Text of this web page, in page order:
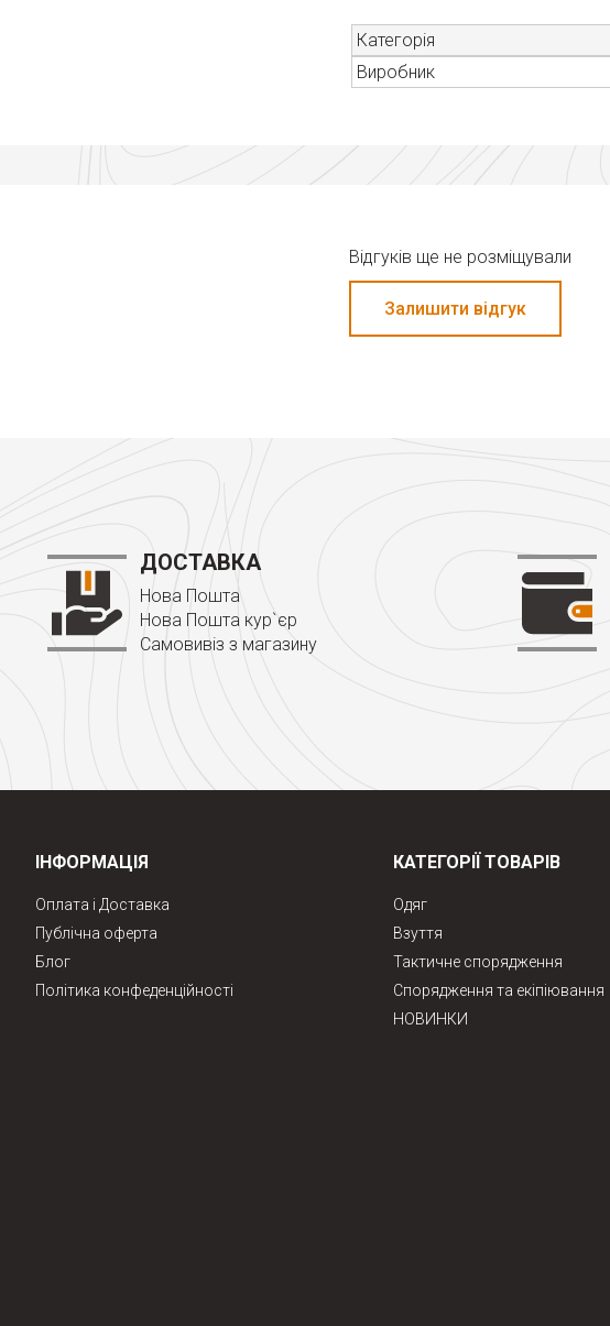
Категорія
Виробник
Відгуків ще не розміщували
Залишити відгук
ДОСТАВКА
Нова Пошта
Нова Пошта кур`єр
Самовивіз з магазину
ІНФОРМАЦІЯ
Оплата і Доставка
Публічна оферта
Блог
Політика конфеденційності
КАТЕГОРІЇ ТОВАРІВ
Одяг
Взуття
Тактичне спорядження
Спорядження та екіпіювання
НОВИНКИ